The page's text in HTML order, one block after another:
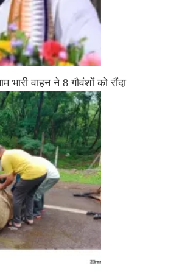
भारी वाहन ने 8 गौवंशों को रौंदा